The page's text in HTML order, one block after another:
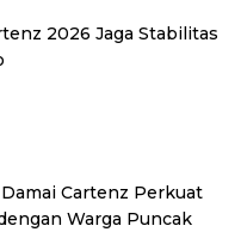
2026 Jaga Stabilitas
Cartenz Perkuat
Warga Puncak